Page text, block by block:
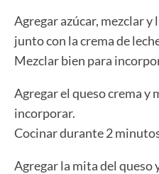
Agregar azúcar, mezclar y
junto con la crema de
Mezclar bien para
Agregar el queso crema y
incorporar.
Cocinar durante 2
Agregar la mita del queso